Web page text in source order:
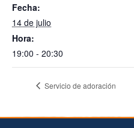
Fecha:
14 de julio
Hora:
19:00 - 20:30
Servicio de adoración